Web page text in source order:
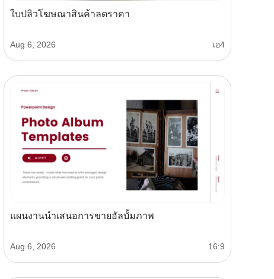
ใบปลิวโฆษณาสินค้าลดราคา
Aug 6, 2026 เอ4
แผนงานนำเสนอการขายอัลบั้มภาพ
Aug 6, 2026 16:9